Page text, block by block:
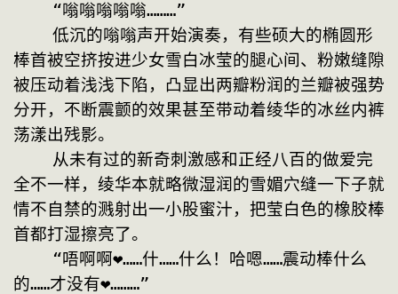
    “嗡嗡嗡嗡嗡………”
棒首被空挤按进少女雪白冰莹的腿心间、粉嫩缝隙
被压动着浅浅下陷，凸显出两瓣粉润的兰瓣被强势
分开，不断震颤的效果甚至带动着绫华的冰丝内裤
荡漾出残影。
全不一样，绫华本就略微湿润的雪媚穴缝一下子就
情不自禁的溅射出一小股蜜汁，把莹白色的橡胶棒
首都打湿擦亮了。
的……才没有❤………”